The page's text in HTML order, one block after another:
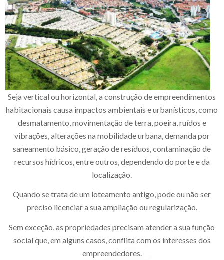
Seja vertical ou horizontal, a construção de empreendimentos
habitacionais causa impactos ambientais e urbanísticos, como
desmatamento, movimentação de terra, poeira, ruídos e
vibrações, alterações na mobilidade urbana, demanda por
saneamento básico, geração de resíduos, contaminação de
recursos hídricos, entre outros, dependendo do porte e da
localização.
Quando se trata de um loteamento antigo, pode ou não ser
preciso licenciar a sua ampliação ou regularização.
Sem exceção, as propriedades precisam atender a sua função
social que, em alguns casos, conflita com os interesses dos
empreendedores.